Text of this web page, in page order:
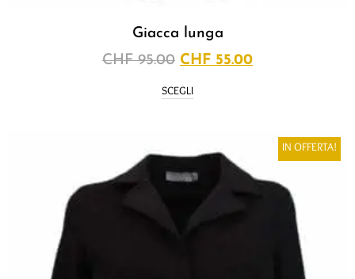
Giacca lunga
CHF95.00 CHF 55.00
SCEGLI
IN OFFERTA!